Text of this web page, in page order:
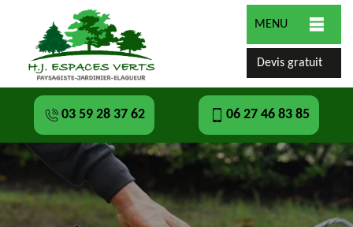
MENU
Devis gratuit
03 59 28 37 62 06 27 46 83 85